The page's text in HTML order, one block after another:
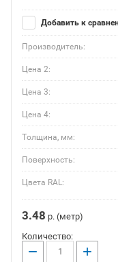
Добавить к
Производитель:
Цена 2:
Цена 3:
Цена 4:
Толщина, мм:
Поверхность:
Цвета RAL:
3.48 р. (метр)
Количество:
− +